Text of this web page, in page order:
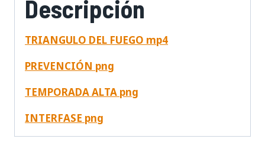
Descripción
TRIANGULO DEL FUEGO mp4
PREVENCIÓN png
TEMPORADA ALTA png
INTERFASE png